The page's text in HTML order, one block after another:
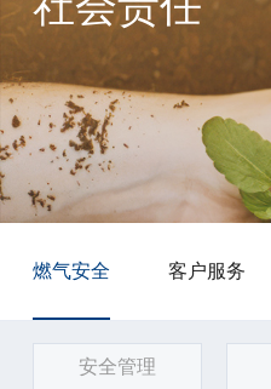
燃气安全 客户服务
安全管理